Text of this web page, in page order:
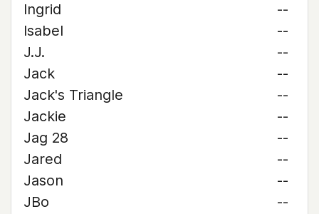
Ingrid
--
Isabel
--
J.J.
--
Jack
--
Jack's Triangle
--
Jackie
--
Jag 28
--
Jared
--
Jason
--
JBo
--